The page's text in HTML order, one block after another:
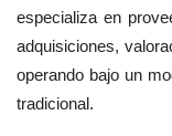
especializa en
adquisiciones,
operando bajo un
tradicional.